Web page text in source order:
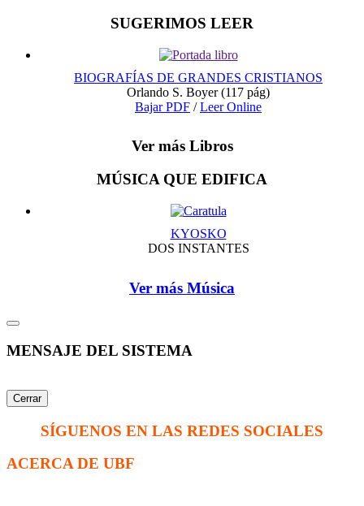
SUGERIMOS LEER
BIOGRAFÍAS DE GRANDES CRISTIANOS
Orlando S. Boyer(117 pág)
Bajar PDF /Leer Online
Ver más Libros
MÚSICA QUE EDIFICA
KYOSKO
DOS INSTANTES
Ver más Música
MENSAJE DEL SISTEMA
Cerrar
SÍGUENOS EN LAS REDES SOCIALES
ACERCA DE UBF